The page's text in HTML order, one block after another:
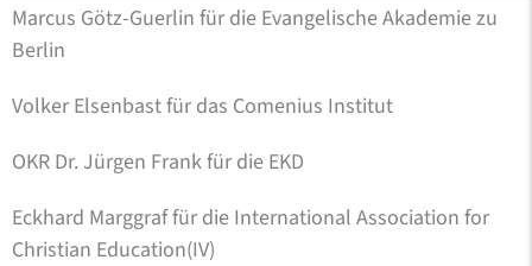
Marcus Götz-Guerlin für die Evangelische Akademie zu
Berlin
Volker Elsenbast für das Comenius Institut
OKR Dr. Jürgen Frank für die EKD
Eckhard Marggraf für die International Association for
Christian Education(IV)